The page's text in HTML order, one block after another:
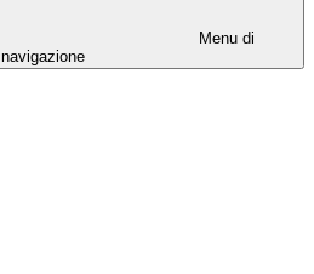
Menu di
navigazione